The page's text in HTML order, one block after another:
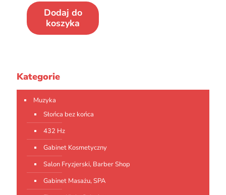
Dodaj do
koszyka
Kategorie
Muzyka
Słońca bez końca
432 Hz
Gabinet Kosmetyczny
Salon Fryzjerski, Barber Shop
Gabinet Masażu, SPA